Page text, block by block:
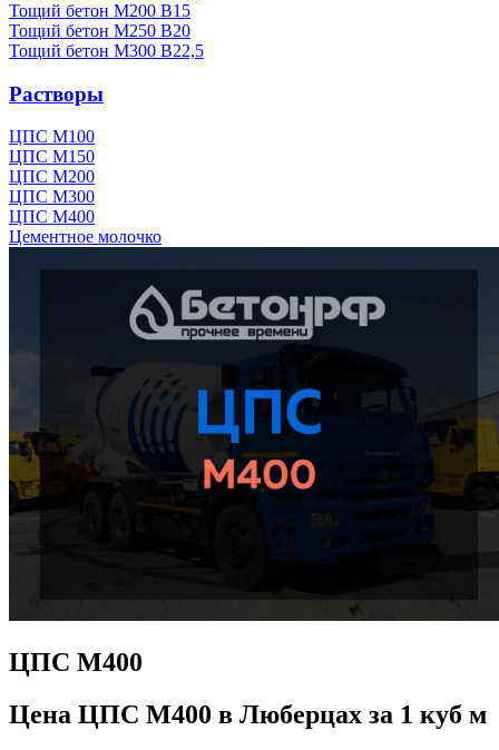
Тощий бетон М200 В15
Тощий бетон М250 В20
Тощий бетон М300 В22,5
Растворы
ЦПС М100
ЦПС М150
ЦПС М200
ЦПС М300
ЦПС М400
Цементное молочко
ЦПС М400
Цена ЦПС М400 в Люберцах за 1 куб м